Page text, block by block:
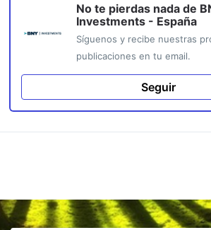
No te pierdas nada de
Investments - España
Síguenos y recibe nuestras
publicaciones en tu email.
Seguir